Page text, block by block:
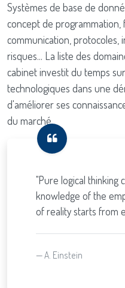
Systèmes de base de
concept de
communication, protocoles,
risques... La liste des
cabinet investit du temps
technologiques dans une
d'améliorer ses
du marché.
"Pure logical thinking
knowledge of the
of reality starts from
A. Einstein